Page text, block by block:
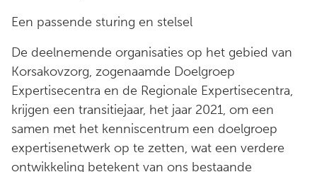
Een passende sturing en stelsel
De deelnemende organisaties op het gebied van
Korsakovzorg, zogenaamde Doelgroep
Expertisecentra en de Regionale Expertisecentra,
krijgen een transitiejaar, het jaar 2021, om een
samen met het kenniscentrum een doelgroep
expertisenetwerk op te zetten, wat een verdere
ontwikkeling betekent van ons bestaande